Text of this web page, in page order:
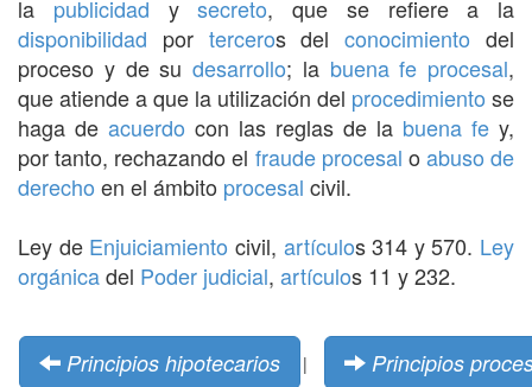
la publicidad ysecreto, que se refiere a la
disponibilidad por terceros delconocimiento del
proceso y de su desarrollo; la buena fe procesal,
que atiende a que la utilización del procedimiento se
haga de acuerdo con las reglas de la buena fe y,
por tanto, rechazando el fraude procesal o abuso de
derecho en el ámbito procesal civil.
Ley de Enjuiciamiento civil, artículos 314 y 570. Ley
orgánicadel Poder judicial, artículos 11 y 232.
Principios hipotecarios | Principios